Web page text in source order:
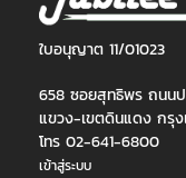
ใบอนุญาต 11/01023
658 ซอยสุทธิพร ถนนป
แขวง-เขตดินแดง กรุ
โทร 02-641-6800
เข้าสู่ระบบ